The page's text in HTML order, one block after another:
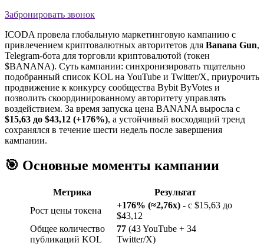
Забронировать звонок
ICODA провела глобальную маркетинговую кампанию с
привлечением криптовалютных авторитетов для Banana Gun,
Telegram-бота для торговли криптовалютой (токен
$BANANA). Суть кампании: синхронизировать тщательно
подобранный список KOL на YouTube и Twitter/X, приурочить
продвижение к конкурсу сообщества Bybit ByVotes и
позволить скоординированному авторитету управлять
воздействием. За время запуска цена BANANA выросла с
$15,63 до $43,12 (+176%), а устойчивый восходящий тренд
сохранялся в течение шести недель после завершения
кампании.
🎯 Основные моменты кампании
Метрика
Результат
Рост цены токена
+176% (≈2,76x) - с $15,63 до
$43,12
Общее количество
публикаций KOL
77 (43 YouTube + 34
Twitter/X)